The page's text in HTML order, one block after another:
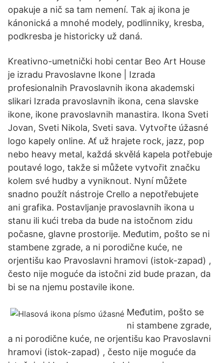
opakuje a nič sa tam nemení. Tak aj ikona je
kánonická a mnohé modely, podlinniky, kresba,
podkresba je historicky už daná.
Kreativno-umetnički hobi centar Beo Art House
je izradu Pravoslavne Ikone | Izrada
profesionalnih Pravoslavnih ikona akademski
slikari Izrada pravoslavnih ikona, cena slavske
ikone, ikone pravoslavnih manastira. Ikona Sveti
Jovan, Sveti Nikola, Sveti sava. Vytvořte úžasné
logo kapely online. Ať už hrajete rock, jazz, pop
nebo heavy metal, každá skvělá kapela potřebuje
poutavé logo, takže si můžete vytvořit značku
kolem své hudby a vyniknout. Nyní můžete
snadno použít nástroje Crello a nepotřebujete
ani grafika. Postavljanje pravoslavnih ikona u
stanu ili kući treba da bude na istočnom zidu
počasne, glavne prostorije. Međutim, pošto se ni
stambene zgrade, a ni porodične kuće, ne
orjentišu kao Pravoslavni hramovi (istok-zapad) ,
često nije moguće da istočni zid bude prazan, da
bi se na njemu postavile ikone.
Međutim, pošto se
ni stambene zgrade,
a ni porodične kuće, ne orjentišu kao Pravoslavni
hramovi (istok-zapad) , često nije moguće da